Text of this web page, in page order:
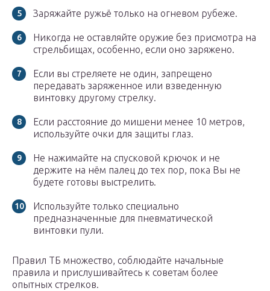
Заряжайте ружьё только на огневом рубеже.
Никогда не оставляйте оружие без присмотра на
стрельбищах, особенно, если оно заряжено.
Если вы стреляете не один, запрещено
передавать заряженное или взведенную
винтовку другому стрелку.
Если расстояние до мишени менее 10 метров,
используйте очки для защиты глаз.
Не нажимайте на спусковой крючок и не
держите на нём палец до тех пор, пока Вы не
будете готовы выстрелить.
Используйте только специально
предназначенные для пневматической
винтовки пули.
Правил ТБ множество, соблюдайте начальные
правила и прислушивайтесь к советам более
опытных стрелков.